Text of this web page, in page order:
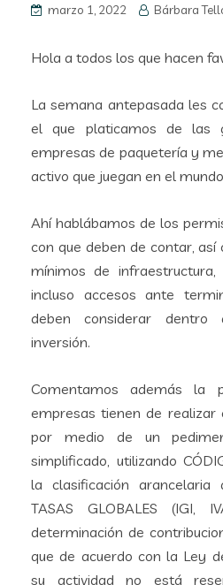
marzo 1, 2022 Bárbara
Hola a todos los que hacen
La semana antepasada les
el que platicamos de las
empresas de paquetería y
activo que juegan en el
Ahí hablábamos de los
con que deben de contar,
mínimos de
incluso accesos ante
deben considerar
inversión.
Comentamos además la
empresas tienen de realizar
por medio de un
simplificado, utilizando
la clasificación
TASAS GLOBALES
determinación de
que de acuerdo con la Ley
su actividad no está